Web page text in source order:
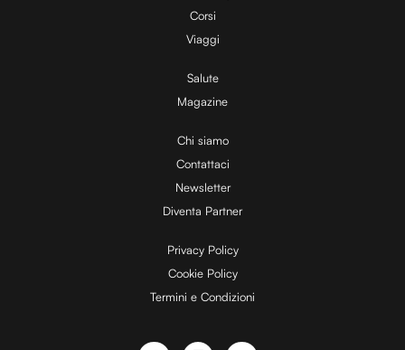
Corsi
Viaggi
Salute
Magazine
Chi siamo
Contattaci
Newsletter
Diventa Partner
Privacy Policy
Cookie Policy
Termini e Condizioni